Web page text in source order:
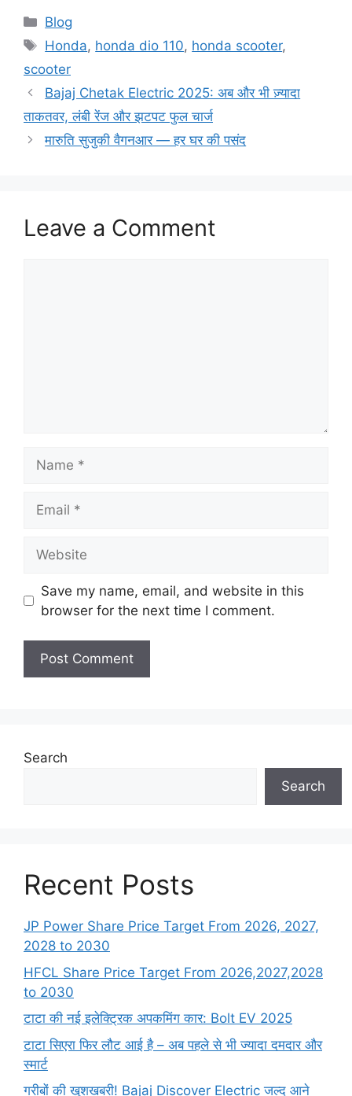
Categories
Blog
Tags
Honda, honda dio 110, honda scooter,
scooter
Bajaj Chetak Electric 2025: अब और भी ज़्यादा
ताकतवर, लंबी रेंज और झटपट फुल चार्ज
मारुति सुजुकी वैगनआर — हर घर की पसंद
Leave a Comment
Save my name, email, and website in this
browser for the next time I comment.
Search
Search
Recent Posts
JP Power Share Price Target From 2026, 2027,
2028 to 2030
HFCL Share Price Target From 2026,2027,2028
to 2030
टाटा की नई इलेक्ट्रिक अपकमिंग कार: Bolt EV 2025
टाटा सिएरा फिर लौट आई है – अब पहले से भी ज्यादा दमदार और
स्मार्ट
गरीबों की खुशखबरी! Bajaj Discover Electric जल्द आने